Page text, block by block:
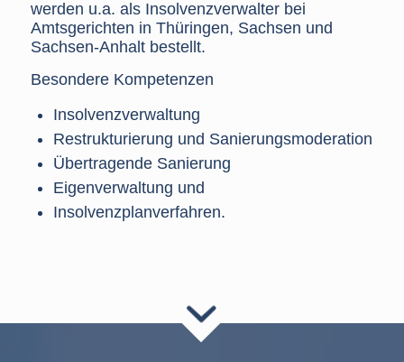
werden u.a. als Insolvenzverwalter bei
Amtsgerichten in Thüringen, Sachsen und
Sachsen-Anhalt bestellt.
Besondere Kompetenzen
Insolvenzverwaltung
Restrukturierung und Sanierungsmoderation
Übertragende Sanierung
Eigenverwaltung und
Insolvenzplanverfahren.